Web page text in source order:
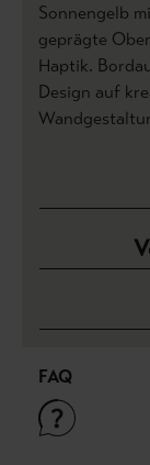
Sonnengelb
geprägte
Haptik.
Design auf
FAQ